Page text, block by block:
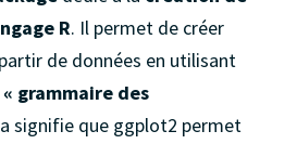
R. Il permet de créer
de données en utilisant
grammaire des
signifie que ggplot2 permet